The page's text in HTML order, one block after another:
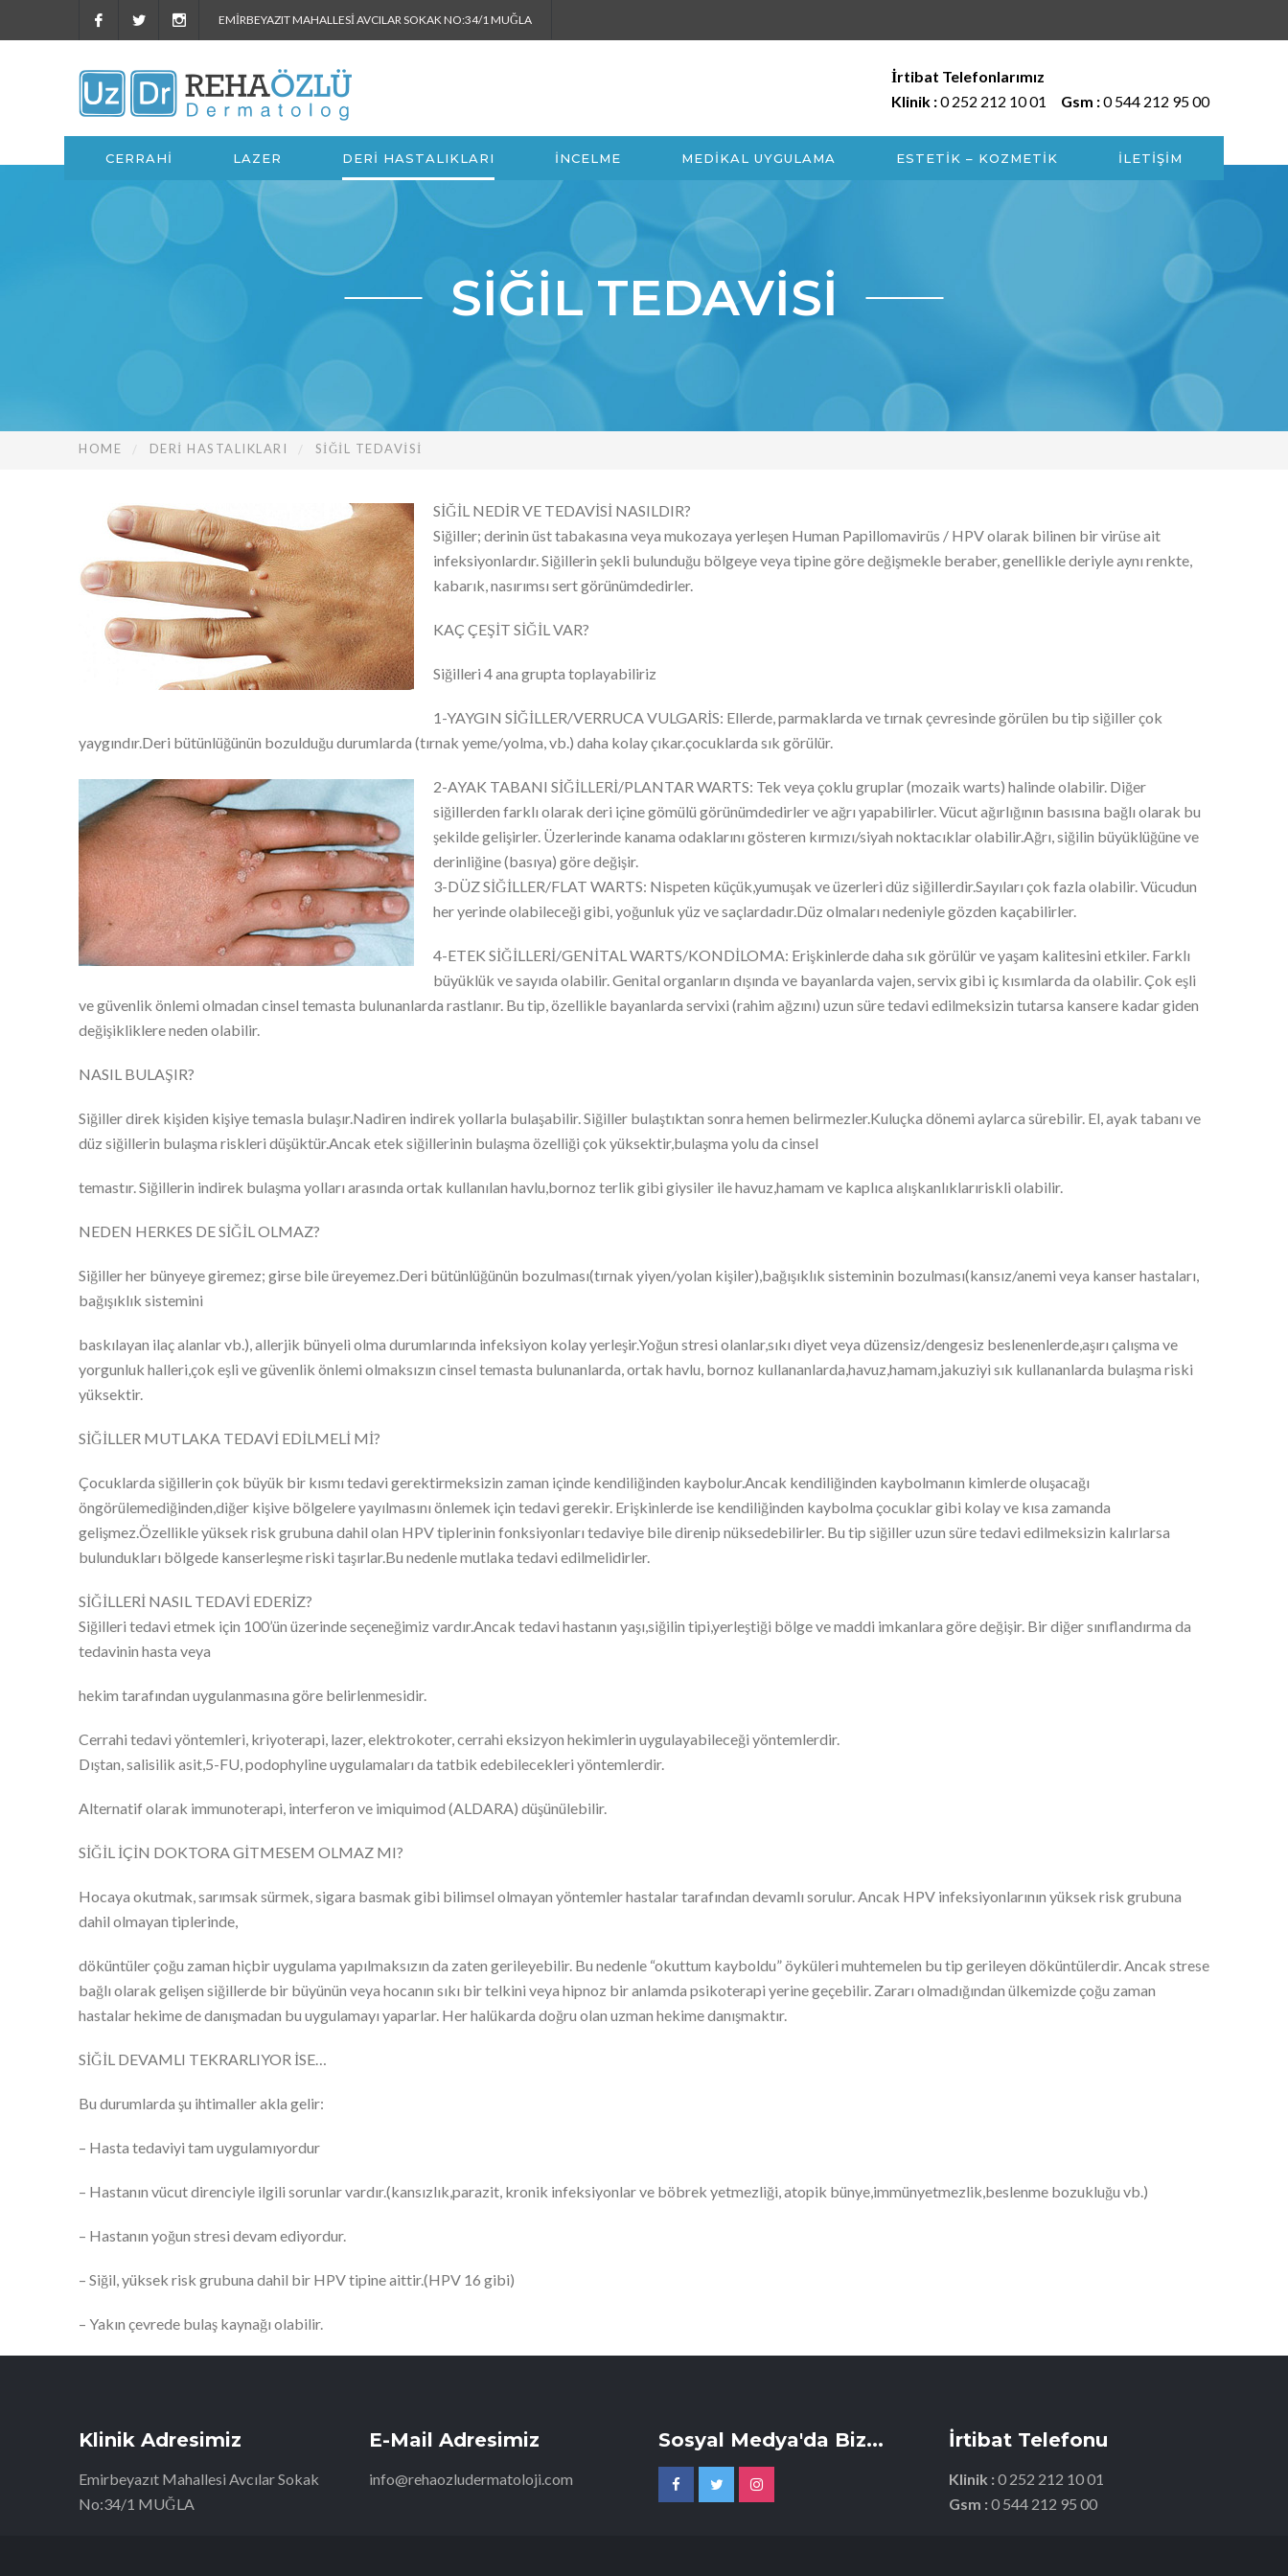
EMIRBEYAZIT MAHALLESI AVCILAR SOKAK NO:34/1 MUĞLA
İrtibat Telefonlarımız
Klinik :0 252 212 10 01 Gsm :0 544 212 95 00
CERRAHİ LAZER DERİ HASTALIKLARI İNCELME MEDİKAL UYGULAMA ESTETİK – KOZMETİK İLETİŞİM
SIĞIL TEDAVISI
HOME DERİ HASTALIKLARI SIĞIL TEDAVISI
SİĞİL NEDİR VE TEDAVİSİ NASILDIR?
Siğiller; derinin üst tabakasına veya mukozaya yerleşen Human Papillomavirüs / HPV olarak bilinen bir virüse ait
infeksiyonlardır. Siğillerin şekli bulunduğu bölgeye veya tipine göre değişmekle beraber, genellikle deriyle aynı renkte,
kabarık, nasırımsı sert görünümdedirler.
KAÇ ÇEŞİT SİĞİL VAR?
Siğilleri 4 ana grupta toplayabiliriz
1-YAYGIN SİĞİLLER/VERRUCA VULGARİS: Ellerde, parmaklarda ve tırnak çevresinde görülen bu tip siğiller çok
yaygındır.Deri bütünlüğünün bozulduğu durumlarda (tırnak yeme/yolma, vb.) daha kolay çıkar.çocuklarda sık görülür.
2-AYAK TABANI SİĞİLLERİ/PLANTAR WARTS: Tek veya çoklu gruplar (mozaik warts) halinde olabilir. Diğer
siğillerden farklı olarak deri içine gömülü görünümdedirler ve ağrı yapabilirler. Vücut ağırlığının basısına bağlı olarak bu
şekilde gelişirler. Üzerlerinde kanama odaklarını gösteren kırmızı/siyah noktacıklar olabilir.Ağrı, siğilin büyüklüğüne ve
derinliğine (basıya) göre değişir.
3-DÜZ SİĞİLLER/FLAT WARTS: Nispeten küçük,yumuşak ve üzerleri düz siğillerdir.Sayıları çok fazla olabilir. Vücudun
her yerinde olabileceği gibi, yoğunluk yüz ve saçlardadır.Düz olmaları nedeniyle gözden kaçabilirler.
4-ETEK SİĞİLLERİ/GENİTAL WARTS/KONDİLOMA: Erişkinlerde daha sık görülür ve yaşam kalitesini etkiler. Farklı
büyüklük ve sayıda olabilir. Genital organların dışında ve bayanlarda vajen, servix gibi iç kısımlarda da olabilir. Çok eşli
ve güvenlik önlemi olmadan cinsel temasta bulunanlarda rastlanır. Bu tip, özellikle bayanlarda servixi (rahim ağzını) uzun süre tedavi edilmeksizin tutarsa kansere kadar giden
değişikliklere neden olabilir.
NASIL BULAŞIR?
Siğiller direk kişiden kişiye temasla bulaşır.Nadiren indirek yollarla bulaşabilir. Siğiller bulaştıktan sonra hemen belirmezler.Kuluçka dönemi aylarca sürebilir. El, ayak tabanı ve
düz siğillerin bulaşma riskleri düşüktür.Ancak etek siğillerinin bulaşma özelliği çok yüksektir,bulaşma yolu da cinsel
temastır. Siğillerin indirek bulaşma yolları arasında ortak kullanılan havlu,bornoz terlik gibi giysiler ile havuz,hamam ve kaplıca alışkanlıklarıriskli olabilir.
NEDEN HERKES DE SİĞİL OLMAZ?
Siğiller her bünyeye giremez; girse bile üreyemez.Deri bütünlüğünün bozulması(tırnak yiyen/yolan kişiler),bağışıklık sisteminin bozulması(kansız/anemi veya kanser hastaları,
bağışıklık sistemini
baskılayan ilaç alanlar vb.), allerjik bünyeli olma durumlarında infeksiyon kolay yerleşir.Yoğun stresi olanlar,sıkı diyet veya düzensiz/dengesiz beslenenlerde,aşırı çalışma ve
yorgunluk halleri,çok eşli ve güvenlik önlemi olmaksızın cinsel temasta bulunanlarda, ortak havlu, bornoz kullananlarda,havuz,hamam,jakuziyi sık kullananlarda bulaşma riski
yüksektir.
SİĞİLLER MUTLAKA TEDAVİ EDİLMELİ Mİ?
Çocuklarda siğillerin çok büyük bir kısmı tedavi gerektirmeksizin zaman içinde kendiliğinden kaybolur.Ancak kendiliğinden kaybolmanın kimlerde oluşacağı
öngörülemediğinden,diğer kişive bölgelere yayılmasını önlemek için tedavi gerekir. Erişkinlerde ise kendiliğinden kaybolma çocuklar gibi kolay ve kısa zamanda
gelişmez.Özellikle yüksek risk grubuna dahil olan HPV tiplerinin fonksiyonları tedaviye bile direnip nüksedebilirler. Bu tip siğiller uzun süre tedavi edilmeksizin kalırlarsa
bulundukları bölgede kanserleşme riski taşırlar.Bu nedenle mutlaka tedavi edilmelidirler.
SİĞİLLERİ NASIL TEDAVİ EDERİZ?
Siğilleri tedavi etmek için 100’ün üzerinde seçeneğimiz vardır.Ancak tedavi hastanın yaşı,siğilin tipi,yerleştiği bölge ve maddi imkanlara göre değişir. Bir diğer sınıflandırma da
tedavinin hasta veya
hekim tarafından uygulanmasına göre belirlenmesidir.
Cerrahi tedavi yöntemleri, kriyoterapi, lazer, elektrokoter, cerrahi eksizyon hekimlerin uygulayabileceği yöntemlerdir.
Dıştan, salisilik asit,5-FU, podophyline uygulamaları da tatbik edebilecekleri yöntemlerdir.
Alternatif olarak immunoterapi, interferon ve imiquimod (ALDARA) düşünülebilir.
SİĞİL İÇİN DOKTORA GİTMESEM OLMAZ MI?
Hocaya okutmak, sarımsak sürmek, sigara basmak gibi bilimsel olmayan yöntemler hastalar tarafından devamlı sorulur. Ancak HPV infeksiyonlarının yüksek risk grubuna
dahil olmayan tiplerinde,
döküntüler çoğu zaman hiçbir uygulama yapılmaksızın da zaten gerileyebilir. Bu nedenle “okuttum kayboldu” öyküleri muhtemelen bu tip gerileyen döküntülerdir. Ancak strese
bağlı olarak gelişen siğillerde bir büyünün veya hocanın sıkı bir telkini veya hipnoz bir anlamda psikoterapi yerine geçebilir. Zararı olmadığından ülkemizde çoğu zaman
hastalar hekime de danışmadan bu uygulamayı yaparlar. Her halükarda doğru olan uzman hekime danışmaktır.
SİĞİL DEVAMLI TEKRARLIYOR İSE…
Bu durumlarda şu ihtimaller akla gelir:
– Hasta tedaviyi tam uygulamıyordur
– Hastanın vücut direnciyle ilgili sorunlar vardır.(kansızlık,parazit, kronik infeksiyonlar ve böbrek yetmezliği, atopik bünye,immünyetmezlik,beslenme bozukluğu vb.)
– Hastanın yoğun stresi devam ediyordur.
– Siğil, yüksek risk grubuna dahil bir HPV tipine aittir.(HPV 16 gibi)
– Yakın çevrede bulaş kaynağı olabilir.
Klinik Adresimiz
Emirbeyazıt Mahallesi Avcılar Sokak
No:34/1 MUĞLA
E-Mail Adresimiz
info@rehaozludermatoloji.com
Sosyal Medya'da Biz... İrtibat Telefonu
Klinik :0 252 212 10 01
Gsm :0 544 212 95 00